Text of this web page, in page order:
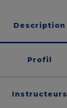
Description
Profil
Instructeurs